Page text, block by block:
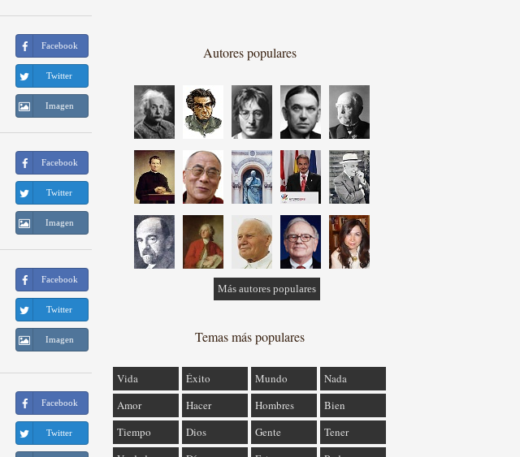
Facebook
Twitter
Imagen
Facebook
Twitter
Imagen
Facebook
Twitter
Imagen
Facebook
Twitter
Autores populares
Más autores populares
Temas más populares
Vida Éxito Mundo
Nada
Amor
Hacer Hombres
Bien
Tiempo
Dios Gente
Tener